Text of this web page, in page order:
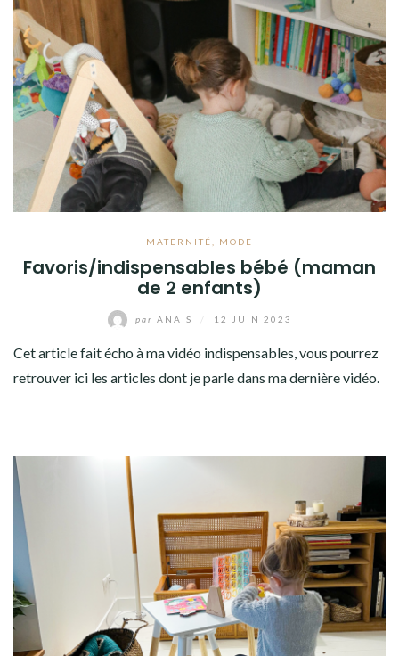
MATERNITÉ MODE
Favoris/indispensables bébé (maman
de 2 enfants)
par ANAIS 12 JUIN 2023
Cet article fait écho à ma vidéo indispensables, vous pourrez
retrouver ici les articles dont je parle dans ma dernière vidéo.
LITTÉRATURE
VOYAGE
MON DRESSING
SHOP
A PROPOS